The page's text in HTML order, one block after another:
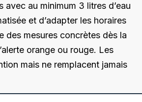
au minimum 3 litres d’eau
et d’adapter les horaires
des mesures concrètes dès la
orange ou rouge. Les
mais ne remplacent jamais